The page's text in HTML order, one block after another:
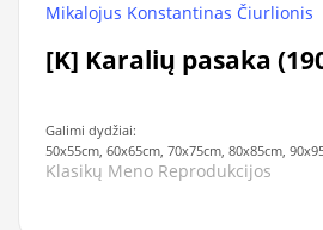
Mikalojus Konstantinas Čiurlionis
[K] Karalių pasaka
Galimi dydžiai:
50x55cm, 60x65cm, 70x75cm, 80x85cm,
Klasikų Meno Reprodukcijos